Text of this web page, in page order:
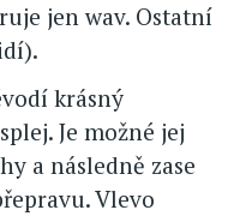
jen wav. Ostatní
krásný
Je možné jej
a následně zase
Vlevo